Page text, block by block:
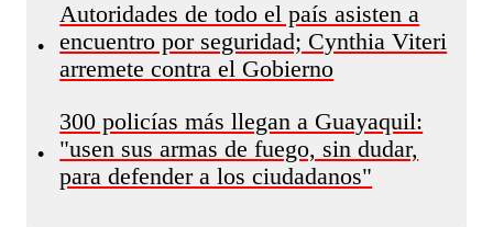
•
Autoridades de todo el país asisten a
encuentro por seguridad; Cynthia Viteri
arremete contra el Gobierno
•
300 policías más llegan a Guayaquil:
"usen sus armas de fuego, sin dudar,
para defender a los ciudadanos"